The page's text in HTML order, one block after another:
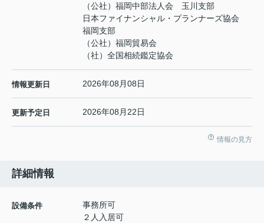
（公社）福岡中部法人会 玉川支部
日本ファイナンシャル・プランナーズ協会
福岡支部
（公社）福岡貿易会
（社）全国相続鑑定協会
情報更新日 2026年08月08日
更新予定日 2026年08月22日
情報の見方
詳細情報
設備条件
事務所可
２人入居可